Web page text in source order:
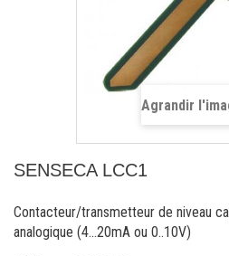
Agrandir
SENSECA LCC1
Contacteur/transmetteur de niveau
analogique (4...20mA ou 0..10V)